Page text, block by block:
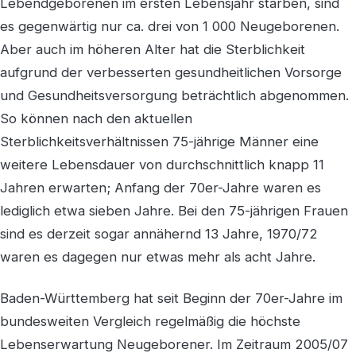
es gegenwärtig nur ca. drei von 1 000 Neugeborenen.
Aber auch im höheren Alter hat die Sterblichkeit
aufgrund der verbesserten gesundheitlichen Vorsorge
und Gesundheitsversorgung beträchtlich abgenommen.
So können nach den aktuellen
Sterblichkeitsverhältnissen 75-jährige Männer eine
weitere Lebensdauer von durchschnittlich knapp 11
Jahren erwarten; Anfang der 70er-Jahre waren es
lediglich etwa sieben Jahre. Bei den 75-jährigen Frauen
sind es derzeit sogar annähernd 13 Jahre, 1970/72
waren es dagegen nur etwas mehr als acht Jahre.
Baden-Württemberg hat seit Beginn der 70er-Jahre im
bundesweiten Vergleich regelmäßig die höchste
Lebenserwartung Neugeborener. Im Zeitraum 2005/07